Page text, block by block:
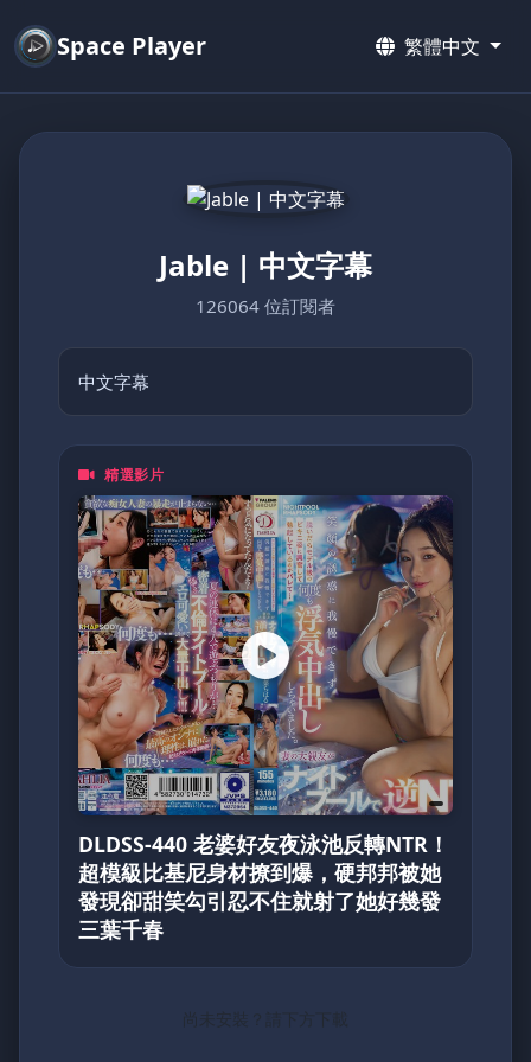
Space Player 繁體中文
Jable | 中文字幕
126064 位訂閱者
中文字幕
精選影片
DLDSS-440 老婆好友夜泳池反轉NTR！
超模級比基尼身材撩到爆，硬邦邦被她
發現卻甜笑勾引忍不住就射了她好幾發
三葉千春
尚未安裝？請下方下載